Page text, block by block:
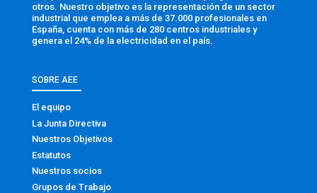
otros. Nuestro objetivo es la representación de un sector
industrial que emplea a más de 37.000 profesionales en
España, cuenta con más de 280 centros industriales y
genera el 24% de la electricidad en el país.
SOBRE AEE
El equipo
La Junta Directiva
Nuestros Objetivos
Estatutos
Nuestros socios
Grupos de Trabajo